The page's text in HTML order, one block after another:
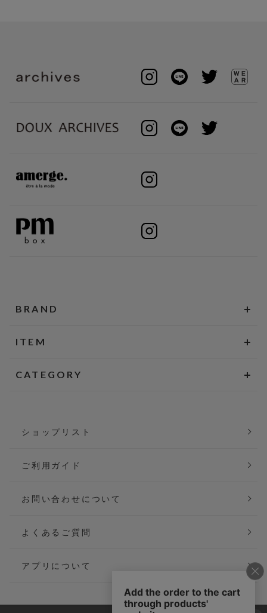
BRAND
ITEM
CATEGORY
ショップリスト
ご利用ガイド
お問い合わせについて
よくあるご質問
アプリについて